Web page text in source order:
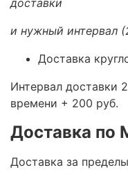
доставки
и нужный интервал
Доставка
Интервал доставки
времени + 200 руб.
Доставка по
Доставка за